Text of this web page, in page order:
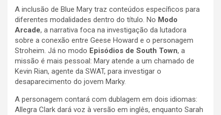
A inclusão de Blue Mary traz conteúdos específicos para
diferentes modalidades dentro do título. No Modo
Arcade, a narrativa foca na investigação da lutadora
sobre a conexão entre Geese Howard e o personagem
Stroheim. Já no modo Episódios de South Town, a
missão é mais pessoal: Mary atende a um chamado de
Kevin Rian, agente da SWAT, para investigar o
desaparecimento do jovem Marky.
A personagem contará com dublagem em dois idiomas:
Allegra Clark dará voz à versão em inglês, enquanto Sarah